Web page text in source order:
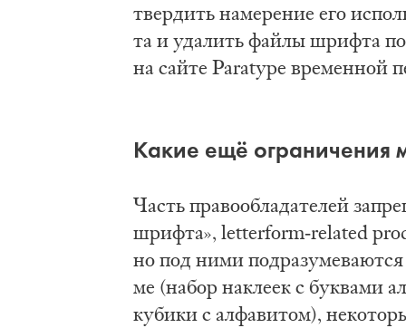
твер­дить на­ме­ре­ние его
та и уда­лить фай­лы шриф­та
на сай­те Paratype вре­мен­ной
Ка­кие ещё огра­ни­че­ния
Часть пра­во­об­ла­да­те­лей
шриф­та», letterform-related
но под ни­ми
ме (на­бор на­кле­ек с бук­ва­ми
ку­би­ки с ал­фа­ви­том),